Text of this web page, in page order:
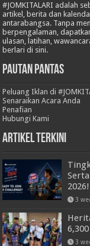
#JOMKITALARI adalah
artikel, berita dan
antarabangsa. Tanpa
berpengalaman,
ulasan, latihan,
berlari di sini.
Pautan Pantas
Peluang Iklan di
Senaraikan Acara Anda
Penafian
Hubungi Kami
Artikel Terkini
2026!
3
3